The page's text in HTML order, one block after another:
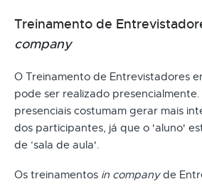
Treinamento de
company
O Treinamento de Entrevistadores
pode ser realizado
presenciais costumam gerar mais
dos participantes, já que o 'aluno'
de ‘sala de aula'.
Os treinamentos in companyde